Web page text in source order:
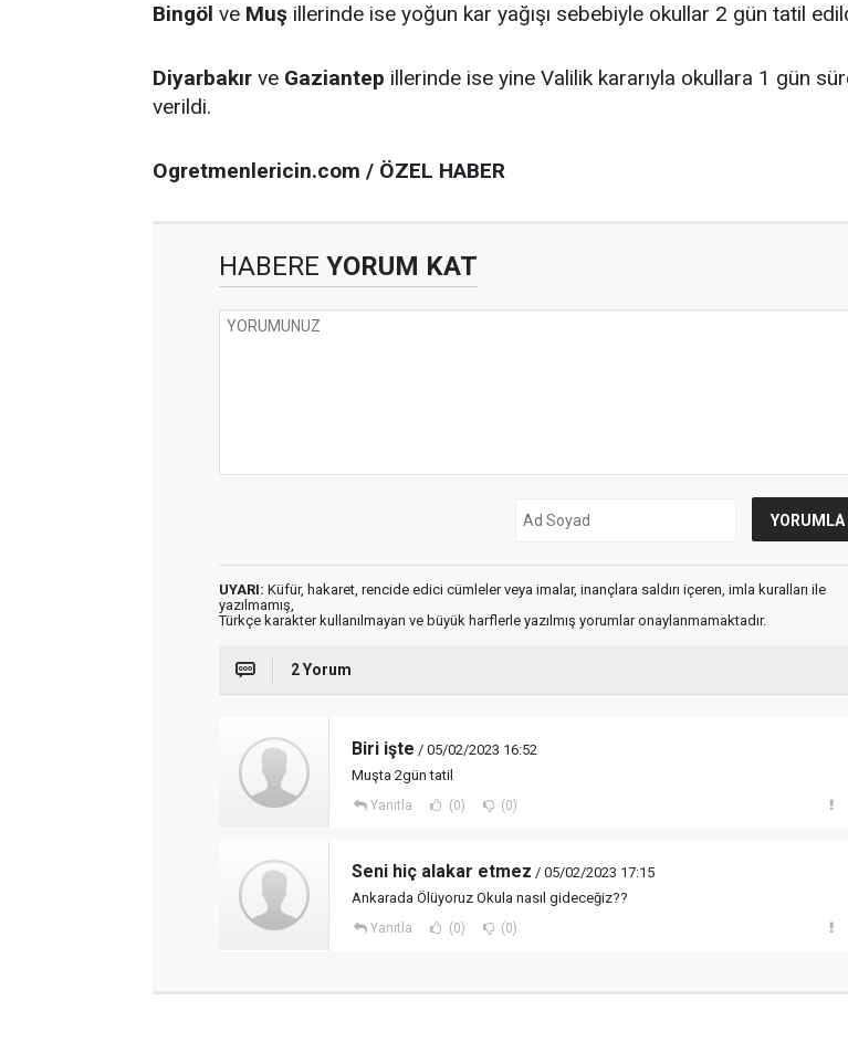
Bingöl ve Muş illerinde ise yoğun kar yağışı sebebiyle okullar 2 gün tatil
Diyarbakır ve Gaziantep illerinde ise yine Valilik kararıyla okullara 1 gün
verildi.
Ogretmenlericin.com / ÖZEL HABER
HABERE YORUM KAT
UYARI: Küfür, hakaret, rencide edici cümleler veya imalar, inançlara saldırı içeren, imla kuralları ile
yazılmamış,
Türkçe karakter kullanılmayan ve büyük harflerle yazılmış yorumlar onaylanmamaktadır.
2 Yorum
Biri işte / 05/02/2023 16:52
Muşta 2gün tatil
Yanıtla (0) (0)
Seni hiç alakar etmez / 05/02/2023 17:15
Ankarada Ölüyoruz Okula nasıl gideceğiz??
Yanıtla (0) (0)